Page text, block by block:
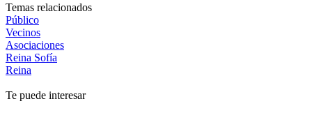
Temas relacionados
Público
Vecinos
Asociaciones
Reina Sofía
Reina
Te puede interesar